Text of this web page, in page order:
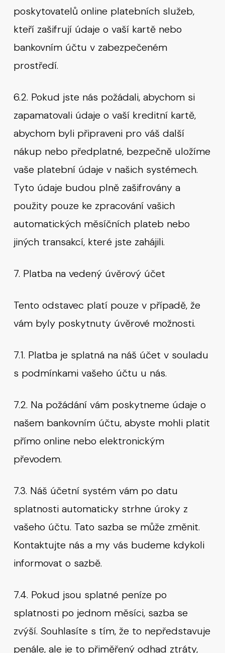
poskytovatelů online platebních služeb,
kteří zašifrují údaje o vaší kartě nebo
bankovním účtu v zabezpečeném
prostředí.
6.2. Pokud jste nás požádali, abychom si
zapamatovali údaje o vaší kreditní kartě,
abychom byli připraveni pro váš další
nákup nebo předplatné, bezpečně uložíme
vaše platební údaje v našich systémech.
Tyto údaje budou plně zašifrovány a
použity pouze ke zpracování vašich
automatických měsíčních plateb nebo
jiných transakcí, které jste zahájili.
7. Platba na vedený úvěrový účet
Tento odstavec platí pouze v případě, že
vám byly poskytnuty úvěrové možnosti.
7.1. Platba je splatná na náš účet v souladu
s podmínkami vašeho účtu u nás.
7.2. Na požádání vám poskytneme údaje o
našem bankovním účtu, abyste mohli platit
přímo online nebo elektronickým
převodem.
7.3. Náš účetní systém vám po datu
splatnosti automaticky strhne úroky z
vašeho účtu. Tato sazba se může změnit.
Kontaktujte nás a my vás budeme kdykoli
informovat o sazbě.
7.4. Pokud jsou splatné peníze po
splatnosti po jednom měsíci, sazba se
zvýší. Souhlasíte s tím, že to nepředstavuje
penále, ale je to přiměřený odhad ztráty,